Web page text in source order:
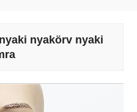
nyakörv nyaki